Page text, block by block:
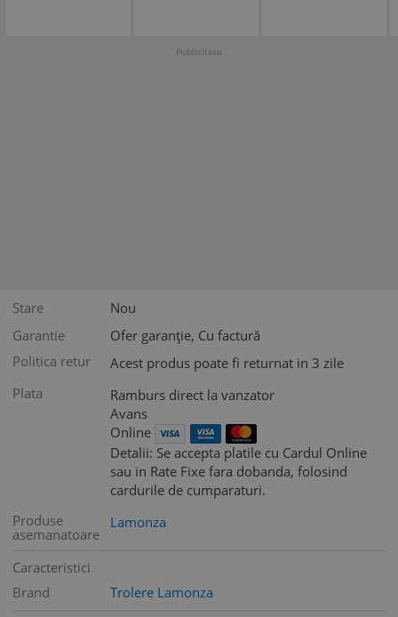
Publicitate
Stare
Nou
Garantie
Ofer garanție, Cu factură
Politica retur
Acest produs poate fi returnat in 3 zile
Plata
Ramburs direct la vanzator
Avans
Online
Detalii: Se accepta platile cu Cardul Online
sau in Rate Fixe fara dobanda, folosind
cardurile de cumparaturi.
Produse
asemanatoare
Lamonza
Caracteristici
Brand
Trolere Lamonza